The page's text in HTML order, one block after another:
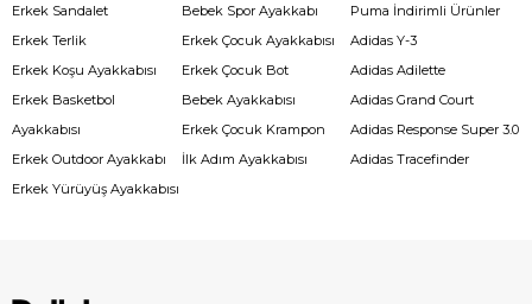
Erkek Sandalet
Erkek Terlik
Erkek Koşu Ayakkabısı
Erkek Basketbol
Ayakkabısı
Erkek Outdoor Ayakkabı
Erkek Yürüyüş Ayakkabısı
Bebek Spor Ayakkabı
Erkek Çocuk Ayakkabısı
Erkek Çocuk Bot
Bebek Ayakkabısı
Erkek Çocuk Krampon
İlk Adım Ayakkabısı
Puma İndirimli Ürünler
Adidas Y-3
Adidas Adilette
Adidas Grand Court
Adidas Response Super 3.0
Adidas Tracefinder